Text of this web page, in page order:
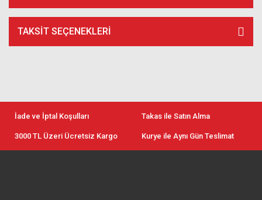
TAKSIT SEÇENEKLERI
İade ve İptal Koşulları Takas ile Satın Alma
3000 TL Üzeri Ücretsiz Kargo Kurye ile Aynı Gün Teslimat